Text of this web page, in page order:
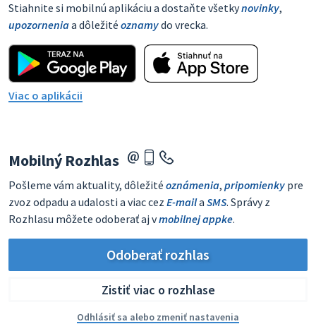
Stiahnite si mobilnú aplikáciu a dostaňte všetkynovinky,
upozorneniaa dôležité oznamydo vrecka.
Viac o aplikácii
Mobilný Rozhlas
Pošleme vám aktuality, dôležité oznámenia, pripomienky pre
zvoz odpadu a udalosti a viac cez E-maila SMS. Správy z
Rozhlasu môžete odoberať aj vmobilnej appke.
Odoberať rozhlas
Zistiť viac o rozhlase
Odhlásiť sa alebo zmeniť nastavenia